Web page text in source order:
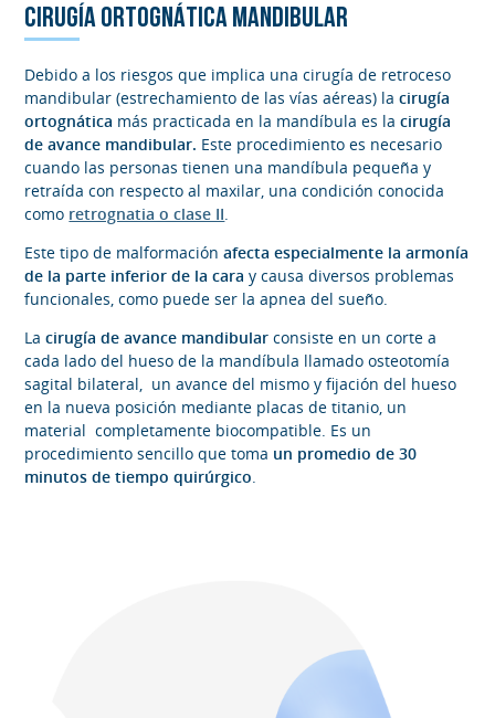
CIRUGÍA ORTOGNÁTICA MANDIBULAR
Debido a los riesgos que implica una cirugía de retroceso
mandibular (estrechamiento de las vías aéreas) la cirugía
ortognática más practicada en la mandíbula es la cirugía
de avance mandibular. Este procedimiento es necesario
cuando las personas tienen una mandíbula pequeña y
retraída con respecto al maxilar, una condición conocida
como retrognatia o clase II
Este tipo de malformaciónafecta especialmente la armonía
de la parte inferior de la cara y causa diversos problemas
funcionales, como puede ser la apnea del sueño.
Lacirugía de avance mandibular consiste en un corte a
cada lado del hueso de la mandíbula llamado osteotomía
sagital bilateral,
un avance del mismo y fijación del hueso
en la nueva posición mediante placas de titanio, un
material completamente biocompatible. Es un
procedimiento sencillo que toma un promedio de 30
minutos de tiempo quirúrgico